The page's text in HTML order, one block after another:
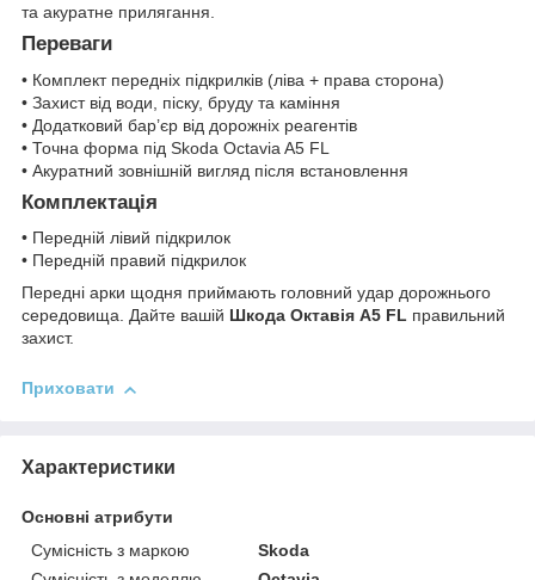
та акуратне прилягання.
Переваги
• Комплект передніх підкрилків (ліва + права сторона)
• Захист від води, піску, бруду та каміння
• Додатковий бар’єр від дорожніх реагентів
• Точна форма під Skoda Octavia A5 FL
• Акуратний зовнішній вигляд після встановлення
Комплектація
• Передній лівий підкрилок
• Передній правий підкрилок
Передні арки щодня приймають головний удар дорожнього
середовища. Дайте вашій Шкода Октавія A5 FL правильний
захист.
Приховати
Характеристики
Основні атрибути
Сумісність з маркою
Skoda